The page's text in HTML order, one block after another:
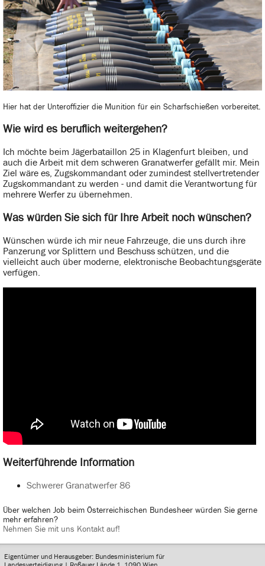
Hier hat der Unteroffizier die Munition für ein Scharfschießen vorbereitet.
Wie wird es beruflich weitergehen?
Ich möchte beim Jägerbataillon 25 in Klagenfurt bleiben, und
auch die Arbeit mit dem schweren Granatwerfer gefällt mir. Mein
Ziel wäre es, Zugskommandant oder zumindest stellvertretender
Zugskommandant zu werden - und damit die Verantwortung für
mehrere Werfer zu übernehmen.
Was würden Sie sich für Ihre Arbeit noch wünschen?
Wünschen würde ich mir neue Fahrzeuge, die uns durch ihre
Panzerung vor Splittern und Beschuss schützen, und die
vielleicht auch über moderne, elektronische Beobachtungsgeräte
verfügen.
Weiterführende Information
Schwerer Granatwerfer 86
Über welchen Job beim Österreichischen Bundesheer würden Sie gerne
mehr erfahren?
Nehmen Sie mit uns Kontakt auf!
Eigentümer und Herausgeber: Bundesministerium für